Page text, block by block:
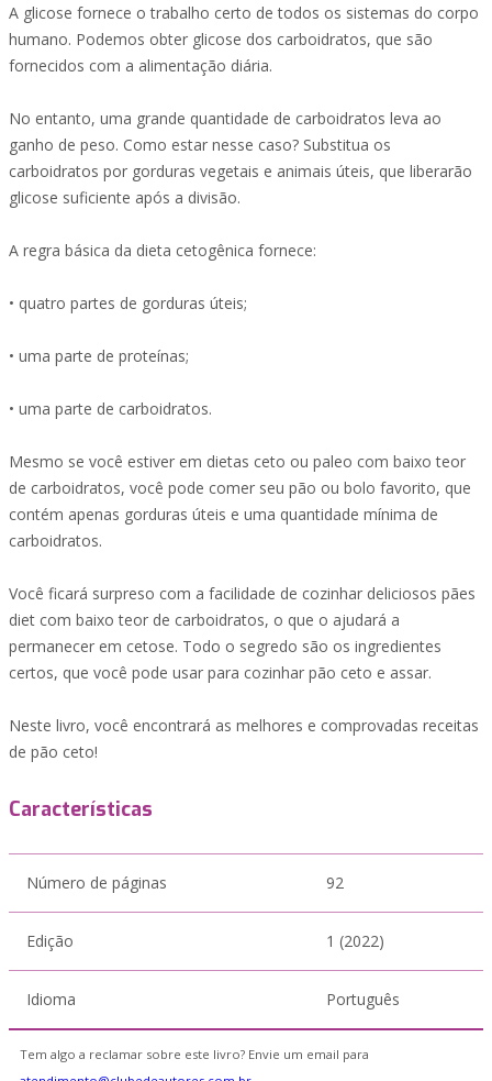
A glicose fornece o trabalho certo de todos os sistemas do corpo
humano. Podemos obter glicose dos carboidratos, que são
fornecidos com a alimentação diária.
No entanto, uma grande quantidade de carboidratos leva ao
ganho de peso. Como estar nesse caso? Substitua os
carboidratos por gorduras vegetais e animais úteis, que liberarão
glicose suficiente após a divisão.
A regra básica da dieta cetogênica fornece:
• quatro partes de gorduras úteis;
• uma parte de proteínas;
• uma parte de carboidratos.
Mesmo se você estiver em dietas ceto ou paleo com baixo teor
de carboidratos, você pode comer seu pão ou bolo favorito, que
contém apenas gorduras úteis e uma quantidade mínima de
carboidratos.
Você ficará surpreso com a facilidade de cozinhar deliciosos pães
diet com baixo teor de carboidratos, o que o ajudará a
permanecer em cetose. Todo o segredo são os ingredientes
certos, que você pode usar para cozinhar pão ceto e assar.
Neste livro, você encontrará as melhores e comprovadas receitas
de pão ceto!
Características
Número de páginas 92
Edição 1 (2022)
Idioma Português
Tem algo a reclamar sobre este livro? Envie um email para